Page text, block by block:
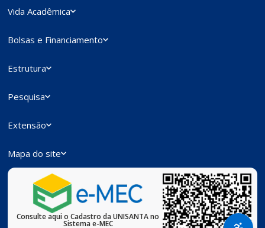
Vida Acadêmica
Bolsas e Financiamento
Estrutura
Pesquisa
Extensão
Mapa do site
Consulte aqui o Cadastro da UNISANTA no
Sistema e-MEC